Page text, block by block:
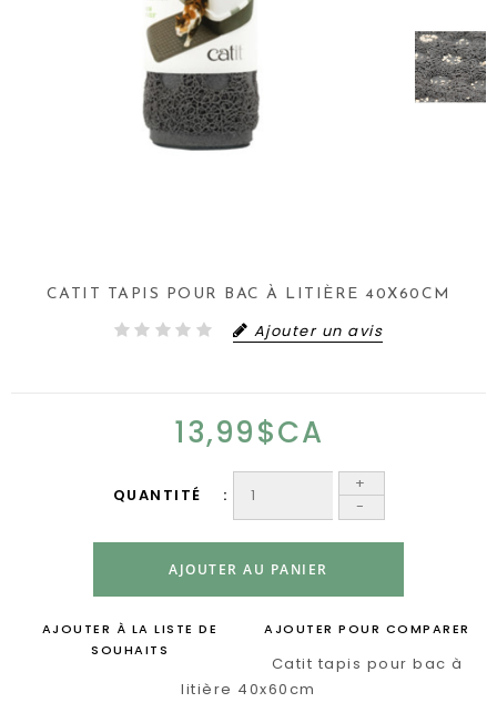
CATIT TAPIS POUR BAC À LITIÈRE 40X60CM
Ajouter un avis
13,99$CA
QUANTITÉ
+
-
AJOUTER AU PANIER
AJOUTER À LA LISTE DE
SOUHAITS
AJOUTER POUR COMPARER
Catit tapis pour bac à
litière 40x60cm